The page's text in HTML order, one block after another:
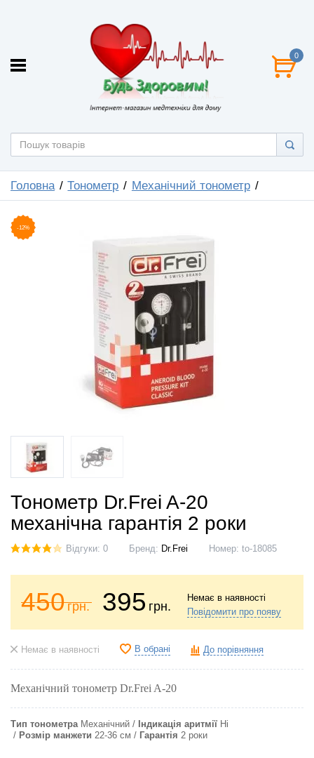
0
Головна Тонометр Механічний тонометр
-12%
Тонометр Dr.Frei A-20
механічна гарантія 2 роки
Відгуки: 0 Бренд: Dr.Frei Номер: to-18085
450грн. 395 грн.
Немає в наявності
Повідомити про появу
Немає в наявності В обрані До порівняння
Механічний тонометр Dr.Frei A-20
Тип тонометра Механічний Індикація аритмії Ні
Розмір манжети 22-36 см Гарантія 2 роки